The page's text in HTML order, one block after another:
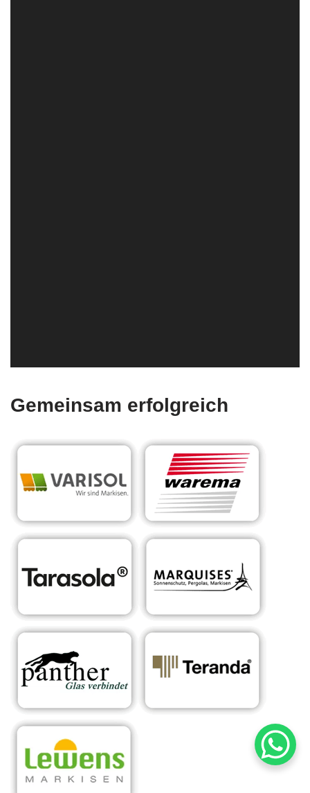
Gemeinsam erfolgreich